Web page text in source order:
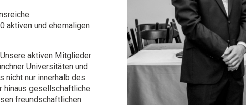
aktiven und ehemaligen
aktiven Mitglieder
Universitäten und
nicht nur innerhalb des
hinaus gesellschaftliche
freundschaftlichen